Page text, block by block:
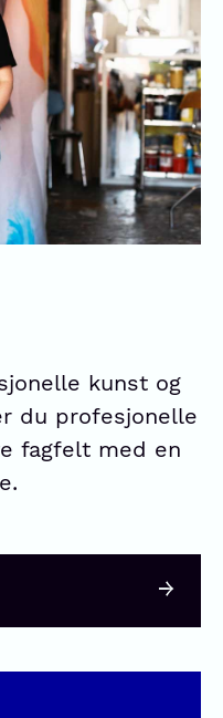
kunst og
du profesjonelle
fagfelt med en